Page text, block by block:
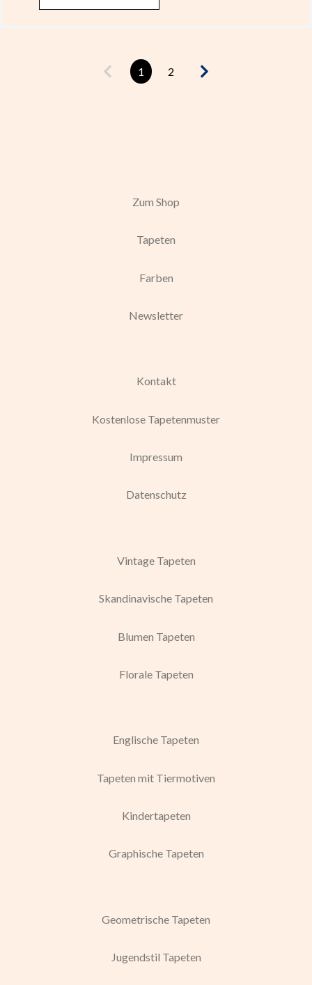
1 2
Zum Shop
Tapeten
Farben
Newsletter
Kontakt
Kostenlose Tapetenmuster
Impressum
Datenschutz
Vintage Tapeten
Skandinavische Tapeten
Blumen Tapeten
Florale Tapeten
Englische Tapeten
Tapeten mit Tiermotiven
Kindertapeten
Graphische Tapeten
Geometrische Tapeten
Jugendstil Tapeten